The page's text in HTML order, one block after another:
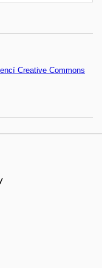
Creative Commons